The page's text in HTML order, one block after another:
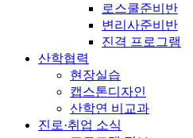
로스쿨준비반
변리사준비반
진격 프로그램
산학협력
현장실습
캡스톤디자인
산학연 비교과
진로·취업 소식